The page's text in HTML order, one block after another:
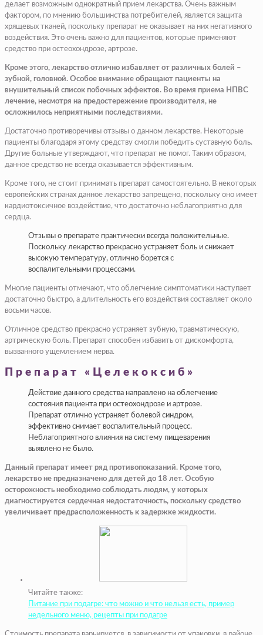
делает возможным однократный прием лекарства. Очень важным
фактором, по мнению большинства потребителей, является защита
хрящевых тканей, поскольку препарат не оказывает на них негативного
воздействия. Это очень важно для пациентов, которые применяют
средство при остеохондрозе, артрозе.
Кроме этого, лекарство отлично избавляет от различных болей –
зубной, головной. Особое внимание обращают пациенты на
внушительный список побочных эффектов. Во время приема НПВС
лечение, несмотря на предостережение производителя, не
осложнилось неприятными последствиями.
Достаточно противоречивы отзывы о данном лекарстве. Некоторые
пациенты благодаря этому средству смогли победить суставную боль.
Другие больные утверждают, что препарат не помог. Таким образом,
данное средство не всегда оказывается эффективным.
Кроме того, не стоит принимать препарат самостоятельно. В некоторых
европейских странах данное лекарство запрещено, поскольку оно имеет
кардиотоксичное воздействие, что достаточно неблагоприятно для
сердца.
Отзывы о препарате практически всегда положительные.
Поскольку лекарство прекрасно устраняет боль и снижает
высокую температуру, отлично борется с
воспалительными процессами.
Многие пациенты отмечают, что облегчение симптоматики наступает
достаточно быстро, а длительность его воздействия составляет около
восьми часов.
Отличное средство прекрасно устраняет зубную, травматическую,
артрическую боль. Препарат способен избавить от дискомфорта,
вызванного ущемлением нерва.
Препарат «Целекоксиб»
Действие данного средства направлено на облегчение
состояния пациента при остеохондрозе и артрозе.
Препарат отлично устраняет болевой синдром,
эффективно снимает воспалительный процесс.
Неблагоприятного влияния на систему пищеварения
выявлено не было.
Данный препарат имеет ряд противопоказаний. Кроме того,
лекарство не предназначено для детей до 18 лет. Особую
осторожность необходимо соблюдать людям, у которых
диагностируется сердечная недостаточность, поскольку средство
увеличивает предрасположенность к задержке жидкости.
Читайте также:
Питание при подагре: что можно и что нельзя есть, пример
недельного меню, рецепты при подагре